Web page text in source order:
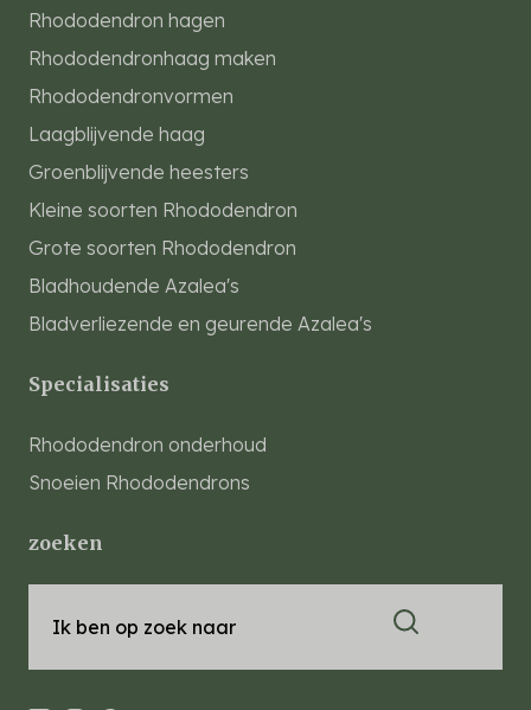
Rhododendron hagen
Rhododendronhaag maken
Rhododendronvormen
Laagblijvende haag
Groenblijvende heesters
Kleine soorten Rhododendron
Grote soorten Rhododendron
Bladhoudende Azalea's
Bladverliezende en geurende Azalea's
Specialisaties
Rhododendron onderhoud
Snoeien Rhododendrons
zoeken
Ik ben op zoek naar